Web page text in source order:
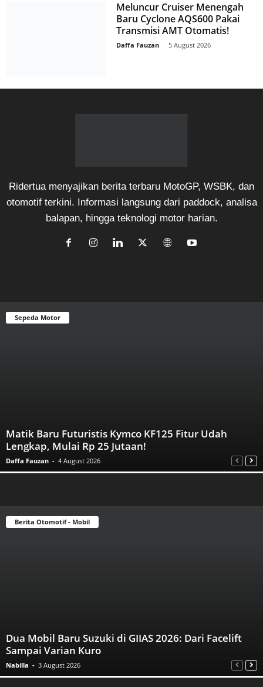
Meluncur Cruiser Menengah
Baru Cyclone AQS600 Pakai
Transmisi AMT Otomatis!
Daffa Fauzan 5 August 2026
Ridertua menyajikan berita terbaru MotoGP, WSBK, dan
otomotif terkini. Informasi langsung dari paddock, analisa
balapan, hingga teknologi motor harian.
Sepeda Motor
Matik Baru Futuristis Kymco KF125 Fitur Udah
Lengkap, Mulai Rp 25 Jutaan!
Daffa Fauzan - 4 August 2026
Berita Otomotif - Mobil
Dua Mobil Baru Suzuki di GIIAS 2026: Dari Facelift
Sampai Varian Kuro
Nabilla - 3 August 2026